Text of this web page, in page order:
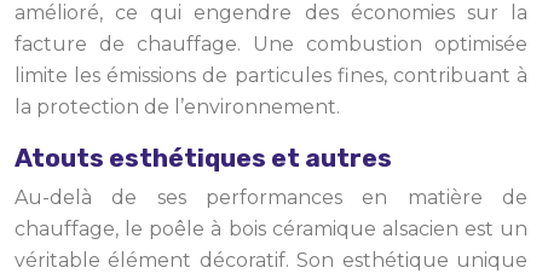
amélioré, ce qui engendre des économies sur la
facture de chauffage. Une combustion optimisée
limite les émissions de particules fines, contribuant à
la protection de l’environnement.
Atouts esthétiques et autres
Au-delà de ses performances en matière de
chauffage, le poêle à bois céramique alsacien est un
véritable élément décoratif. Son esthétique unique